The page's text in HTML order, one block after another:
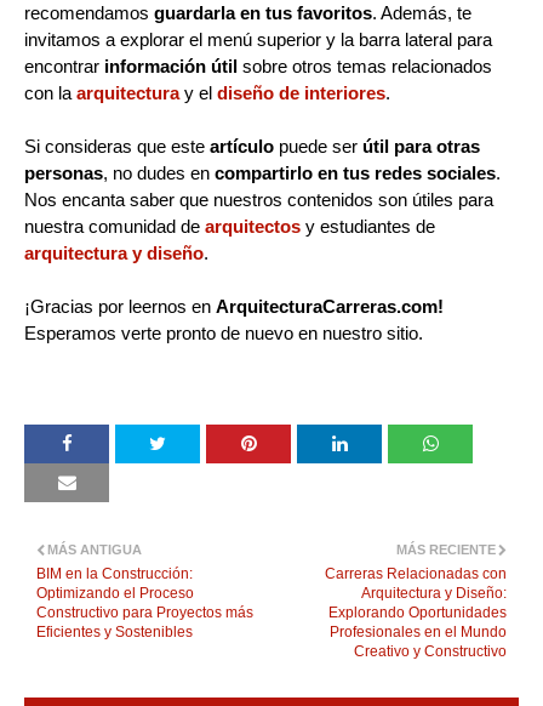
recomendamos guardarla en tus favoritos. Además, te
invitamos a explorar el menú superior y la barra lateral para
encontrar información útil sobre otros temas relacionados
con la arquitecturay el diseño de interiores.
Si consideras que este artículo puede ser útil para otras
personas, no dudes en compartirlo en tus redes sociales.
Nos encanta saber que nuestros contenidos son útiles para
nuestra comunidad de arquitectos y estudiantes de
arquitectura y diseño.
¡Gracias por leernos en ArquitecturaCarreras.com!
Esperamos verte pronto de nuevo en nuestro sitio.
MÁS RECIENTE
Carreras Relacionadas con
Arquitectura y Diseño:
Explorando Oportunidades
Profesionales en el Mundo
Creativo y Constructivo
MÁS ANTIGUA
BIM en la Construcción:
Optimizando el Proceso
Constructivo para Proyectos más
Eficientes y Sostenibles